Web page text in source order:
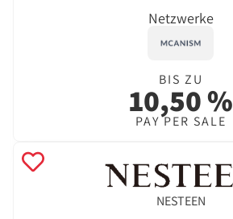
Netzwerke
BIS ZU
10,50 %
PAY PER SALE
NESTEEN